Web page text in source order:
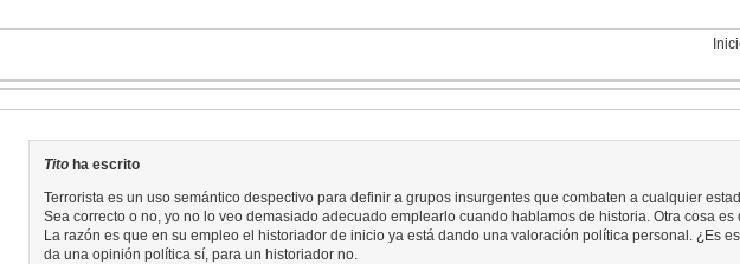
Titoha escrito
Terrorista es un uso semántico despectivo para definir a grupos insurgentes que combaten a cualquier
Sea correcto o no, yo no lo veo demasiado adecuado emplearlo cuando hablamos de historia. Otra cosa es
La razón es que en su empleo el historiador de inicio ya está dando una valoración política personal. ¿Es
da una opinión política sí, para un historiador no.